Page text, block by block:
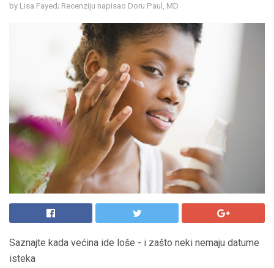
by Lisa Fayed; Recenziju napisao Doru Paul, MD
Saznajte kada većina ide loše - i zašto neki nemaju datume
isteka